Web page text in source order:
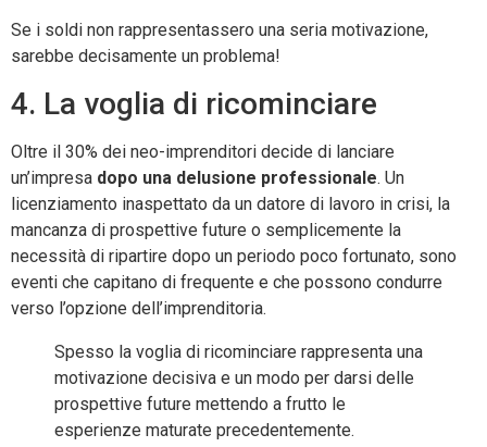
Se i soldi non rappresentassero una seria motivazione,
sarebbe decisamente un problema!
4. La voglia di ricominciare
Oltre il 30% dei neo-imprenditori decide di lanciare
un’impresa dopo una delusione professionale. Un
licenziamento inaspettato da un datore di lavoro in crisi, la
mancanza di prospettive future o semplicemente la
necessità di ripartire dopo un periodo poco fortunato, sono
eventi che capitano di frequente e che possono condurre
verso l’opzione dell’imprenditoria.
Spesso la voglia di ricominciare rappresenta una
motivazione decisiva e un modo per darsi delle
prospettive future mettendo a frutto le
esperienze maturate precedentemente.